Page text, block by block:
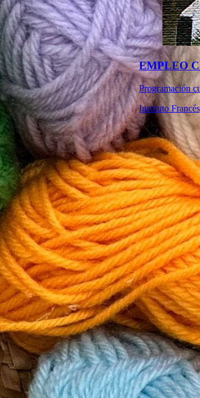
EMPLEO
Programación
Instituto